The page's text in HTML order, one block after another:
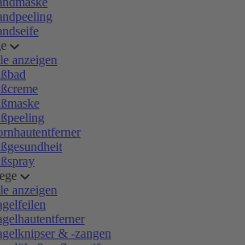
anzeigen
anzeigen
& -zangen